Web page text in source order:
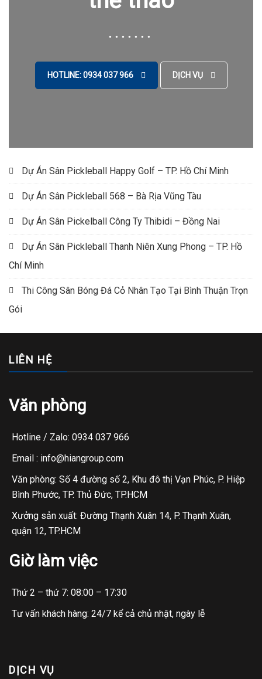
HOTLINE: 0934 037 966 DỊCH VỤ
Dự Án Sân Pickleball Happy Golf – TP. Hồ Chí Minh
Dự Án Sân Pickleball 568 – Bà Rịa Vũng Tàu
Dự Án Sân Pickelball Công Ty Thibidi – Đồng Nai
Dự Án Sân Pickleball Thanh Niên Xung Phong – TP. Hồ
Chí Minh
Thi Công Sân Bóng Đá Cỏ Nhân Tạo Tại Bình Thuận Trọn
Gói
LIÊN HỆ
Văn phòng
Hotline / Zalo: 0934 037 966
Email : info@hiangroup.com
Văn phòng: Số 4 đường số 2, Khu đô thị Vạn Phúc, P. Hiệp
Bình Phước, TP. Thủ Đức, TP.HCM
Xưởng sản xuất: Đường Thạnh Xuân 14, P. Thạnh Xuân,
quận 12, TP.HCM
Giờ làm việc
Thứ 2 – thứ 7: 08:00 – 17:30
Tư vấn khách hàng: 24/7 kể cả chủ nhật, ngày lễ
DỊCH VỤ